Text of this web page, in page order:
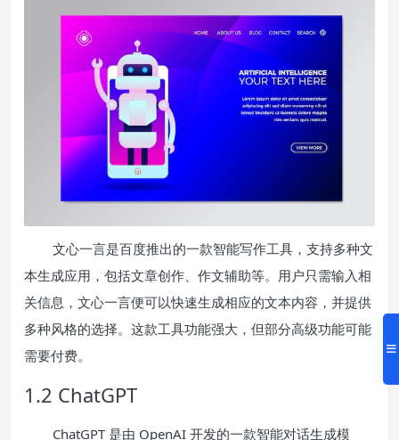
文心一言是百度推出的一款智能写作工具，支持多种文
本生成应用，包括文章创作、作文辅助等。用户只需输入相
关信息，文心一言便可以快速生成相应的文本内容，并提供
多种风格的选择。这款工具功能强大，但部分高级功能可能
需要付费。
1.2 ChatGPT
ChatGPT 是由 OpenAI 开发的一款智能对话生成模